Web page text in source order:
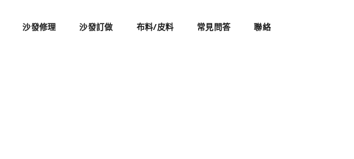
沙發修理 沙發訂做 布料/皮料 常見問答 聯絡